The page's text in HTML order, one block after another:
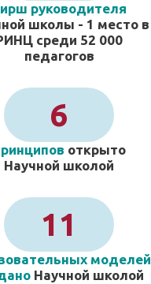
руководителя
школы - 1 место в
среди 52 000
педагогов
6
открыто
Научной школой
11
моделей
Научной школой